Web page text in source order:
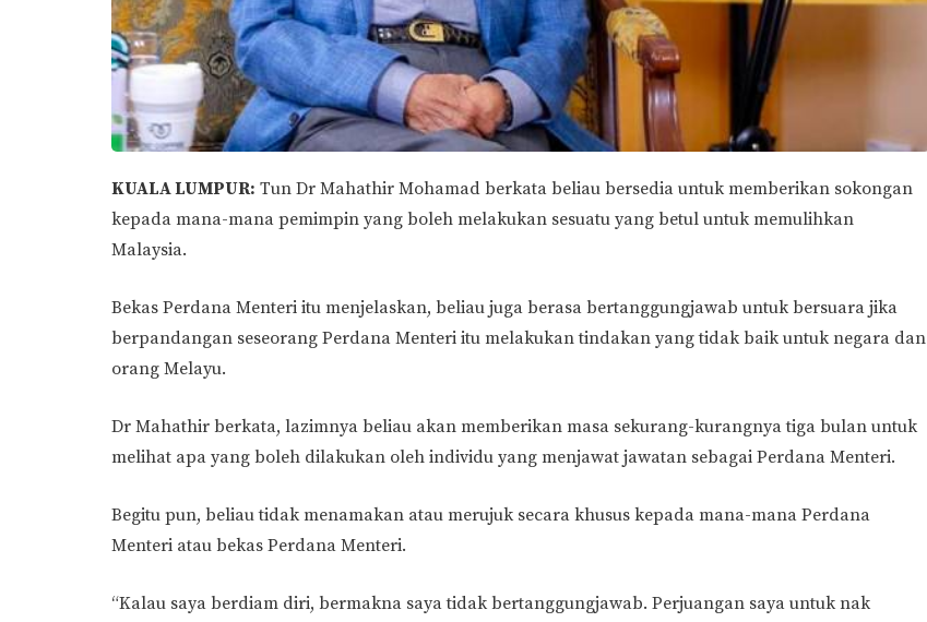
KUALA LUMPUR: Tun Dr Mahathir Mohamad berkata beliau bersedia untuk memberikan sokongan
kepada mana-mana pemimpin yang boleh melakukan sesuatu yang betul untuk memulihkan
Malaysia.
Bekas Perdana Menteri itu menjelaskan, beliau juga berasa bertanggungjawab untuk bersuara jika
berpandangan seseorang Perdana Menteri itu melakukan tindakan yang tidak baik untuk negara dan
orang Melayu.
Dr Mahathir berkata, lazimnya beliau akan memberikan masa sekurang-kurangnya tiga bulan untuk
melihat apa yang boleh dilakukan oleh individu yang menjawat jawatan sebagai Perdana Menteri.
Begitu pun, beliau tidak menamakan atau merujuk secara khusus kepada mana-mana Perdana
Menteri atau bekas Perdana Menteri.
“Kalau saya berdiam diri, bermakna saya tidak bertanggungjawab. Perjuangan saya untuk nak